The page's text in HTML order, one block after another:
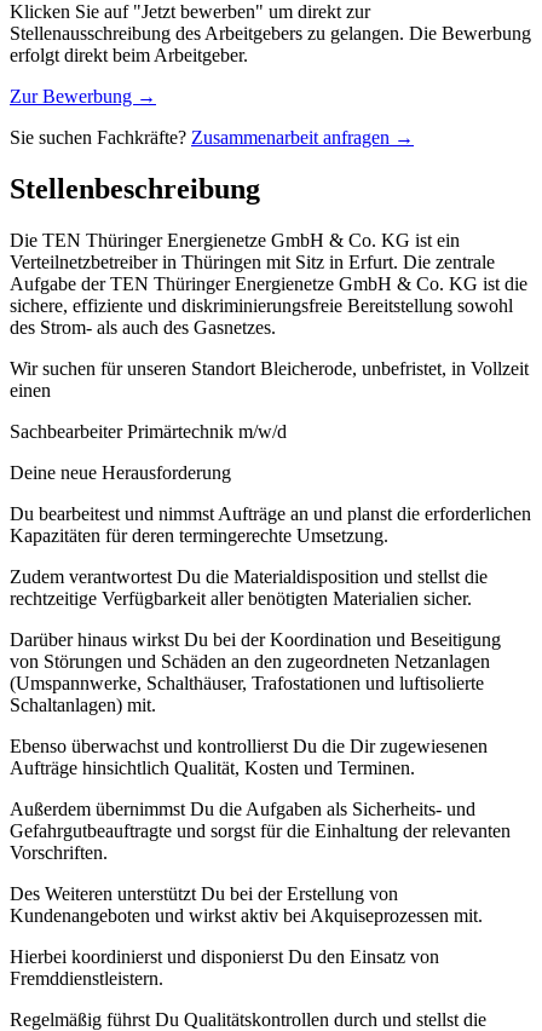
Klicken Sie auf "Jetzt bewerben" um direkt zur
Stellenausschreibung des Arbeitgebers zu gelangen. Die Bewerbung
erfolgt direkt beim Arbeitgeber.
Zur Bewerbung →
Sie suchen Fachkräfte? Zusammenarbeit anfragen →
Stellenbeschreibung
Die TEN Thüringer Energienetze GmbH & Co. KG ist ein
Verteilnetzbetreiber in Thüringen mit Sitz in Erfurt. Die zentrale
Aufgabe der TEN Thüringer Energienetze GmbH & Co. KG ist die
sichere, effiziente und diskriminierungsfreie Bereitstellung sowohl
des Strom- als auch des Gasnetzes.
Wir suchen für unseren Standort Bleicherode, unbefristet, in Vollzeit
einen
Sachbearbeiter Primärtechnik m/w/d
Deine neue Herausforderung
Du bearbeitest und nimmst Aufträge an und planst die erforderlichen
Kapazitäten für deren termingerechte Umsetzung.
Zudem verantwortest Du die Materialdisposition und stellst die
rechtzeitige Verfügbarkeit aller benötigten Materialien sicher.
Darüber hinaus wirkst Du bei der Koordination und Beseitigung
von Störungen und Schäden an den zugeordneten Netzanlagen
(Umspannwerke, Schalthäuser, Trafostationen und luftisolierte
Schaltanlagen) mit.
Ebenso überwachst und kontrollierst Du die Dir zugewiesenen
Aufträge hinsichtlich Qualität, Kosten und Terminen.
Außerdem übernimmst Du die Aufgaben als Sicherheits- und
Gefahrgutbeauftragte und sorgst für die Einhaltung der relevanten
Vorschriften.
Des Weiteren unterstützt Du bei der Erstellung von
Kundenangeboten und wirkst aktiv bei Akquiseprozessen mit.
Hierbei koordinierst und disponierst Du den Einsatz von
Fremddienstleistern.
Regelmäßig führst Du Qualitätskontrollen durch und stellst die